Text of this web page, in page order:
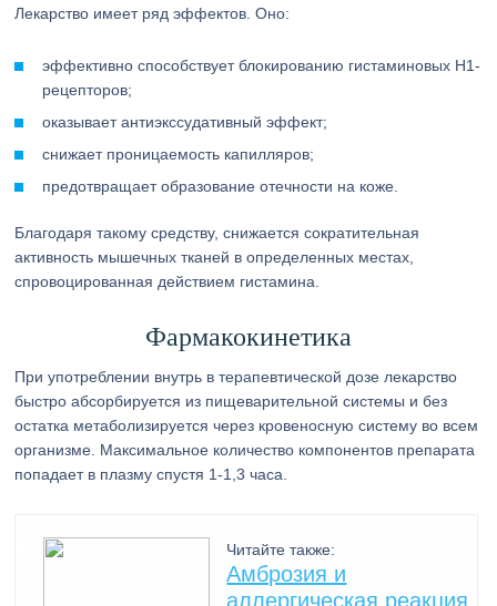
Лекарство имеет ряд эффектов. Оно:
эффективно способствует блокированию гистаминовых H1-
рецепторов;
оказывает антиэкcсудативный эффект;
снижает проницаемость капилляров;
предотвращает образование отечности на коже.
Благодаря такому средству, снижается сократительная
активность мышечных тканей в определенных местах,
спровоцированная действием гистамина.
Фармакокинетика
При употреблении внутрь в терапевтической дозе лекарство
быстро абсорбируется из пищеварительной системы и без
остатка метаболизируется через кровеносную систему во всем
организме. Максимальное количество компонентов препарата
попадает в плазму спустя 1-1,3 часа.
Читайте также:
Амброзия и
аллергическая реакция